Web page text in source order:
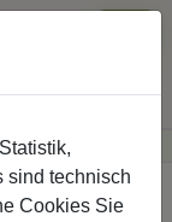
· Sichere Zahlung
sind technisch
Cookies Sie